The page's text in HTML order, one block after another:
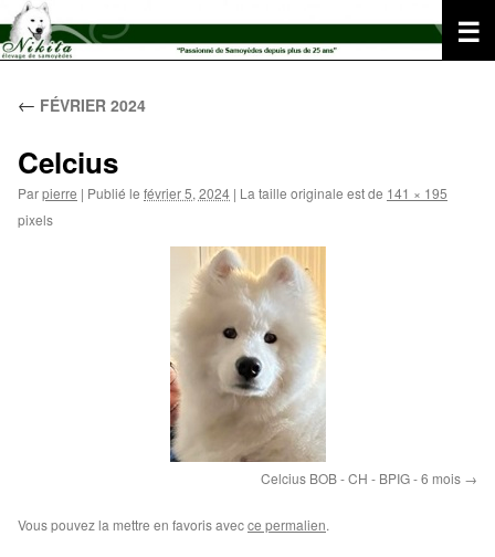
Aller
au
contenu
← FÉVRIER 2024
Celcius
Parpierre | Publié le février 5, 2024 | La taille originale est de 141 × 195
pixels
Celcius BOB - CH - BPIG - 6 mois
Vous pouvez la mettre en favoris avecce permalien.